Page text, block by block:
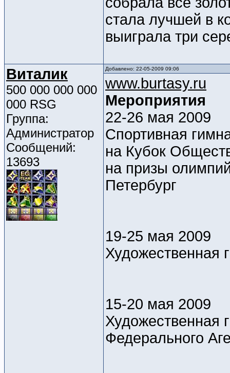
стала лучшей в
выиграла три
Виталик
500 000 000 000
000 RSG
Группа:
Администратор
Сообщений:
13693
Добавлено: 22-05-2009 09:06
www.burtasy.ru
Мероприятия
22-26 мая 2009
Спортивная
на Кубок
на призы
Петербург
19-25 мая 2009
Художественная
15-20 мая 2009
Художественная
Федерального